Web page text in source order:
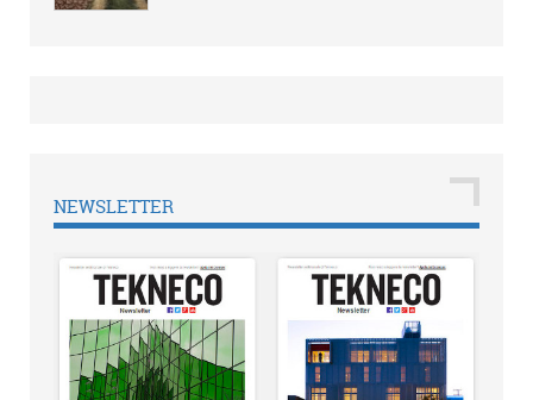
NEWSLETTER